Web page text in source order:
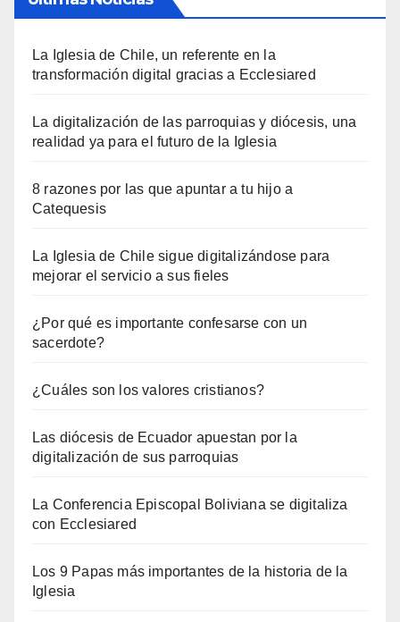
La Iglesia de Chile, un referente en la
transformación digital gracias a Ecclesiared
La digitalización de las parroquias y diócesis, una
realidad ya para el futuro de la Iglesia
8 razones por las que apuntar a tu hijo a
Catequesis
La Iglesia de Chile sigue digitalizándose para
mejorar el servicio a sus fieles
¿Por qué es importante confesarse con un
sacerdote?
¿Cuáles son los valores cristianos?
Las diócesis de Ecuador apuestan por la
digitalización de sus parroquias
La Conferencia Episcopal Boliviana se digitaliza
con Ecclesiared
Los 9 Papas más importantes de la historia de la
Iglesia